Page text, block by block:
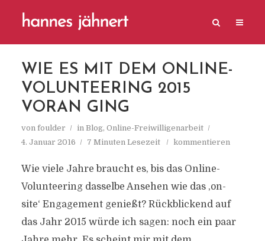
WIE ES MIT DEM ONLINE-
VOLUNTEERING 2015
VORAN GING
von foulder in Blog, Online-Freiwilligenarbeit
4. Januar 2016
7 Minuten Lesezeit kommentieren
Wie viele Jahre braucht es, bis das Online-
Volunteering dasselbe Ansehen wie das ‚on-
site‘ Engagement genießt? Rückblickend auf
das Jahr 2015 würde ich sagen: noch ein paar